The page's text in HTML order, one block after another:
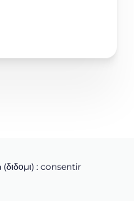
: consentir